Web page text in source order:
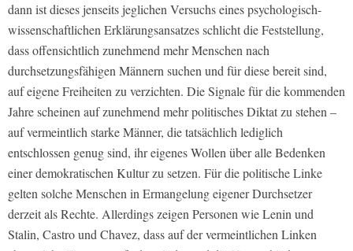
dann ist dieses jenseits jeglichen Versuchs eines psychologisch-
wissenschaftlichen Erklärungsansatzes schlicht die Feststellung,
dass offensichtlich zunehmend mehr Menschen nach
durchsetzungsfähigen Männern suchen und für diese bereit sind,
auf eigene Freiheiten zu verzichten. Die Signale für die kommenden
Jahre scheinen auf zunehmend mehr politisches Diktat zu stehen –
auf vermeintlich starke Männer, die tatsächlich lediglich
entschlossen genug sind, ihr eigenes Wollen über alle Bedenken
einer demokratischen Kultur zu setzen. Für die politische Linke
gelten solche Menschen in Ermangelung eigener Durchsetzer
derzeit als Rechte. Allerdings zeigen Personen wie Lenin und
Stalin, Castro und Chavez, dass auf der vermeintlichen Linken